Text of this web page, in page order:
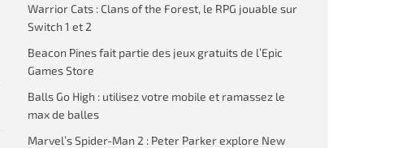
Warrior Cats : Clans of the Forest, le RPG jouable sur
Switch 1 et 2
Beacon Pines fait partie des jeux gratuits de l’Epic
Games Store
Balls Go High : utilisez votre mobile et ramassez le
max de balles
Marvel’s Spider-Man 2 : Peter Parker explore New